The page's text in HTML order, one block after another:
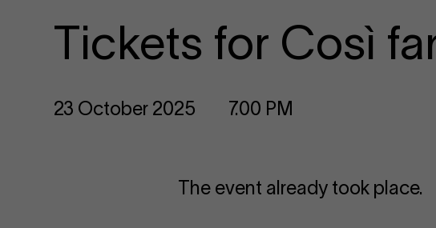
Tickets for Così
23 October 2025 7.00 PM
The event already took place.